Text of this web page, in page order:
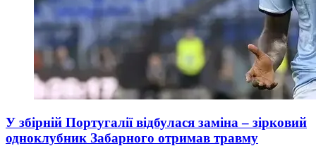
У збірній Португалії відбулася заміна – зірковий
одноклубник Забарного отримав травму